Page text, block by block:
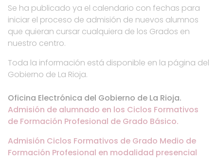
Se ha publicado ya el calendario con fechas para
iniciar el proceso de admisión de nuevos alumnos
que quieran cursar cualquiera de los Grados en
nuestro centro.
Toda la información está disponible en la página del
Gobierno de La Rioja.
Oficina Electrónica del Gobierno de La Rioja.
Admisión de alumnado en los Ciclos Formativos
de Formación Profesional de Grado Básico.
Admisión Ciclos Formativos de Grado Medio de
Formación Profesional en modalidad presencial